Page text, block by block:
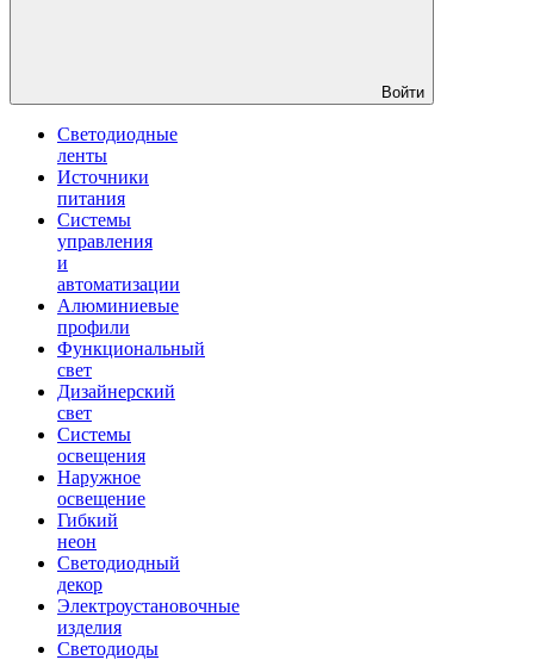
Войти
Светодиодные
ленты
Источники
питания
Системы
управления
и
автоматизации
Алюминиевые
профили
Функциональный
свет
Дизайнерский
свет
Системы
освещения
Наружное
освещение
Гибкий
неон
Светодиодный
декор
Электроустановочные
изделия
Светодиоды